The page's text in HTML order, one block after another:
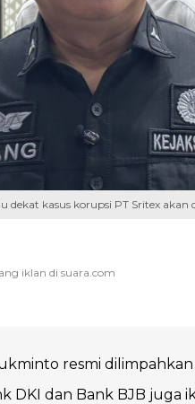
kasus korupsi PT Sritex akan
resmi
DKI dan Bank BJB juga